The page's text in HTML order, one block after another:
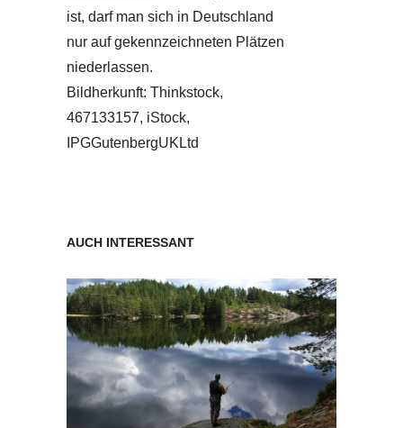
ist, darf man sich in Deutschland
nur auf gekennzeichneten Plätzen
niederlassen.
Bildherkunft: Thinkstock,
467133157, iStock,
IPGGutenbergUKLtd
AUCH INTERESSANT